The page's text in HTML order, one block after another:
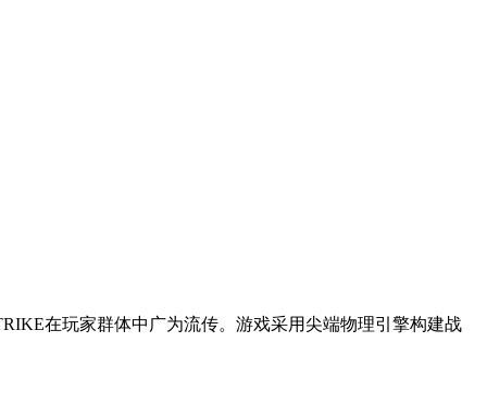
在玩家群体中广为流传。游戏采用尖端物理引擎构建战